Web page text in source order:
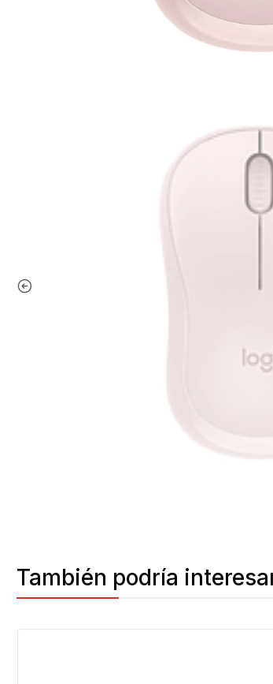
También podría